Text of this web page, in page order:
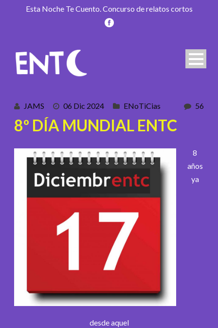
Esta Noche Te Cuento. Concurso de relatos cortos
JAMS 06 Dic 2024 ENoTiCias 56
8º DÍA MUNDIAL ENTC
8
años
ya
desde aquel